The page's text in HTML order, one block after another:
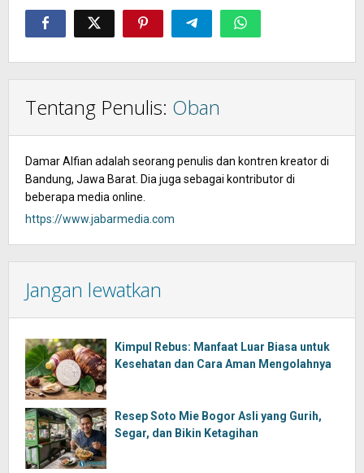
Tentang Penulis: Oban
Damar Alfian adalah seorang penulis dan kontren kreator di
Bandung, Jawa Barat. Dia juga sebagai kontributor di
beberapa media online.
https://www.jabarmedia.com
Jangan lewatkan
Kimpul Rebus: Manfaat Luar Biasa untuk
Kesehatan dan Cara Aman Mengolahnya
Resep Soto Mie Bogor Asli yang Gurih,
Segar, dan Bikin Ketagihan